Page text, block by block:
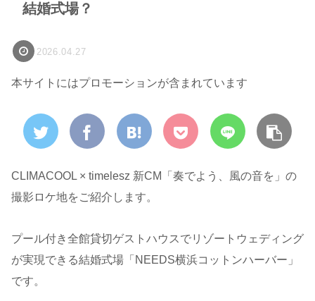
結婚式場？
2026.04.27
本サイトにはプロモーションが含まれています
CLIMACOOL × timelesz 新CM「奏でよう、風の音を」の
撮影ロケ地をご紹介します。
プール付き全館貸切ゲストハウスでリゾートウェディング
が実現できる結婚式場「NEEDS横浜コットンハーバー」
です。